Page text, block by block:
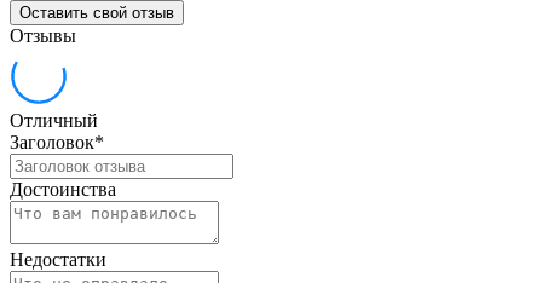
Оставить свой отзыв
Отзывы
Отличный
Заголовок*
Достоинства
Недостатки